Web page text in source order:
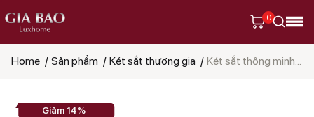
0
phẩm
Home Sản phẩm Két sắt thương gia Két sắt thông minh Liberty LB1000 Pro 170kg
Giảm 14%